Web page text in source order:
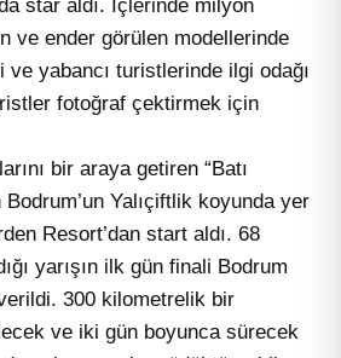
star aldı. İçlerinde milyon
ve ender görülen modellerinde
yabancı turistlerinde ilgi odağı
fotoğraf çektirmek için
bir araya getiren “Batı
Yalıçiftlik koyunda yer
Resort’dan start aldı. 68
yarışın ilk gün finali Bodrum
300 kilometrelik bir
ve iki gün boyunca sürecek